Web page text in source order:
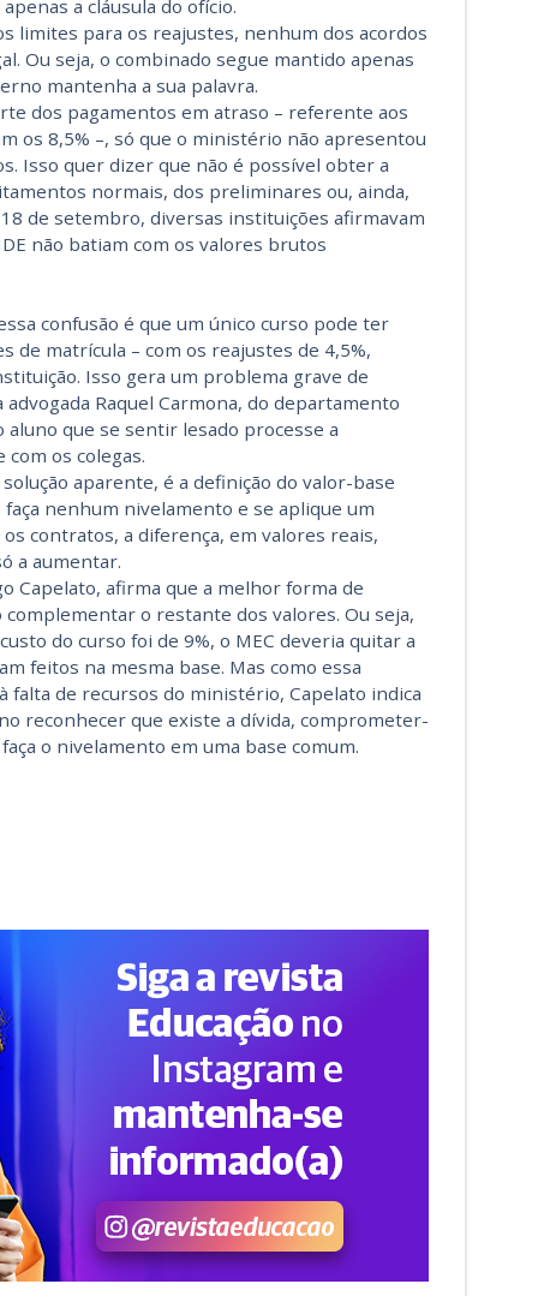
a cláusula do ofício.
limites para os reajustes, nenhum dos acordos
Ou seja, o combinado segue mantido apenas
mantenha a sua palavra.
dos pagamentos em atraso – referente aos
os 8,5% –, só que o ministério não apresentou
Isso quer dizer que não é possível obter a
normais, dos preliminares ou, ainda,
de setembro, diversas instituições afirmavam
não batiam com os valores brutos
confusão é que um único curso pode ter
de matrícula – com os reajustes de 4,5%,
Isso gera um problema grave de
Raquel Carmona, do departamento
que se sentir lesado processe a
os colegas.
aparente, é a definição do valor-base
nenhum nivelamento e se aplique um
contratos, a diferença, em valores reais,
a aumentar.
Capelato, afirma que a melhor forma de
o restante dos valores. Ou seja,
do curso foi de 9%, o MEC deveria quitar a
feitos na mesma base. Mas como essa
falta de recursos do ministério, Capelato indica
reconhecer que existe a dívida, comprometer-
o nivelamento em uma base comum.